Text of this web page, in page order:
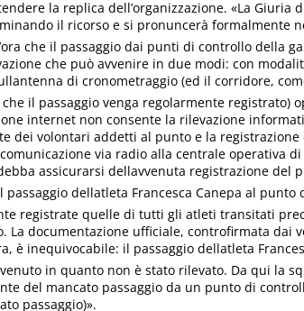
la replica dell’organizzazione. «La Giuria
il ricorso e si pronuncerà formalmente
che il passaggio dai punti di controllo della
che può avvenire in due modi: con
di cronometraggio (ed il corridore,
il passaggio venga regolarmente registrato)
internet non consente la rilevazione
dei volontari addetti al punto e la
via radio alla centrale operativa
assicurarsi dellavvenuta registrazione del
dellatleta Francesca Canepa al
registrate quelle di tutti gli atleti transitati
La documentazione ufficiale, controfirmata dai
è inequivocabile: il passaggio dellatleta
in quanto non è stato rilevato. Da qui la
del mancato passaggio da un punto di
passaggio)».